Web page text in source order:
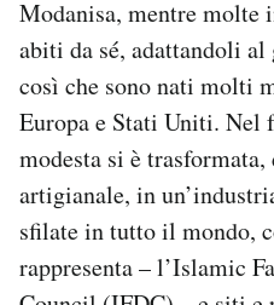
Modanisa, mentre molte
abiti da sé, adattandoli
così che sono nati molti
Europa e Stati Uniti. Nel
modesta si è
artigianale, in
sfilate in tutto il mondo,
rappresenta – l’Islamic